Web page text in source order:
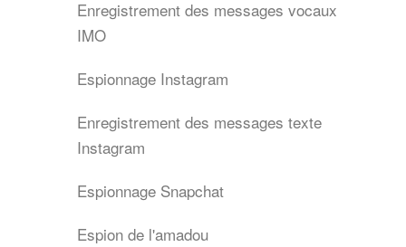
Enregistrement des messages vocaux
IMO
Espionnage Instagram
Enregistrement des messages texte
Instagram
Espionnage Snapchat
Espion de l'amadou